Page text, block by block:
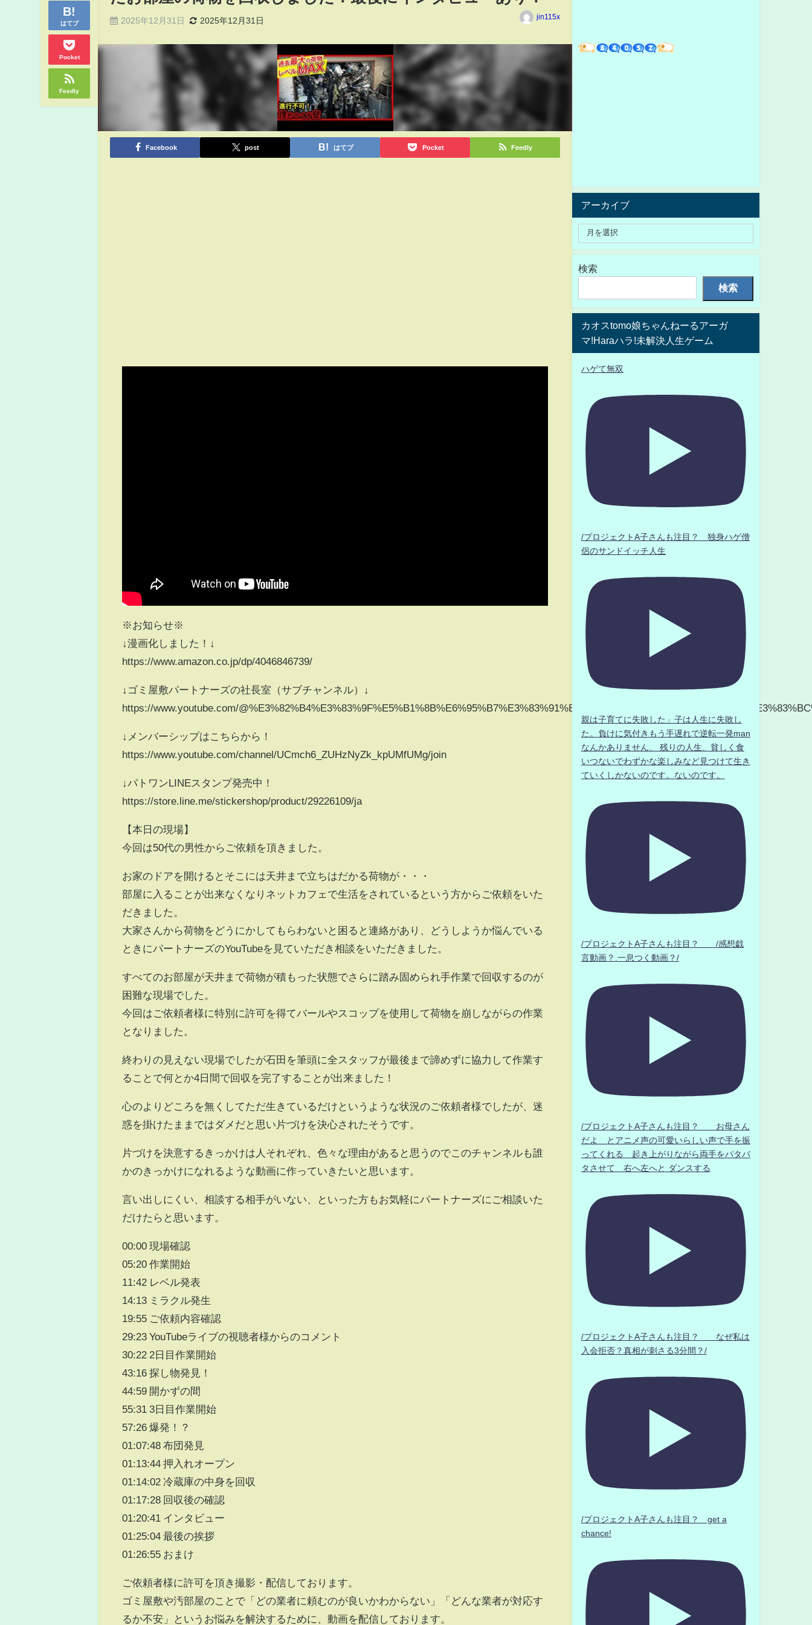
はてブ
Pocket
Feedly
2025年12月31日 2025年12月31日 jin115x
Facebook post はてブ Pocket Feedly
※お知らせ※
↓漫画化しました！↓
https://www.amazon.co.jp/dp/4046846739/
↓ゴミ屋敷パートナーズの社長室（サブチャンネル）↓
https://www.youtube.com/
↓メンバーシップはこちらから！
https://www.youtube.com/channel/UCmch6_ZUHzNyZk_kpUMfUMg/join
↓パトワンLINEスタンプ発売中！
https://store.line.me/stickershop/product/29226109/ja
【本日の現場】
今回は50代の男性からご依頼を頂きました。
お家のドアを開けるとそこには天井まで立ちはだかる荷物が・・・
部屋に入ることが出来なくなりネットカフェで生活をされているという方からご依頼をいた
だきました。
大家さんから荷物をどうにかしてもらわないと困ると連絡があり、どうしようか悩んでいる
ときにパートナーズのYouTubeを見ていただき相談をいただきました。
すべてのお部屋が天井まで荷物が積もった状態でさらに踏み固められ手作業で回収するのが
困難な現場でした。
今回はご依頼者様に特別に許可を得てバールやスコップを使用して荷物を崩しながらの作業
となりました。
終わりの見えない現場でしたが石田を筆頭に全スタッフが最後まで諦めずに協力して作業す
ることで何とか4日間で回収を完了することが出来ました！
心のよりどころを無くしてただ生きているだけというような状況のご依頼者様でしたが、迷
惑を掛けたままではダメだと思い片づけを決心されたそうです。
片づけを決意するきっかけは人それぞれ、色々な理由があると思うのでこのチャンネルも誰
かのきっかけになれるような動画に作っていきたいと思います。
言い出しにくい、相談する相手がいない、といった方もお気軽にパートナーズにご相談いた
だけたらと思います。
00:00 現場確認
05:20 作業開始
11:42 レベル発表
14:13 ミラクル発生
19:55 ご依頼内容確認
29:23 YouTubeライブの視聴者様からのコメント
30:22 2日目作業開始
43:16 探し物発見！
44:59 開かずの間
55:31 3日目作業開始
57:26 爆発！？
01:07:48 布団発見
01:13:44 押入れオープン
01:14:02 冷蔵庫の中身を回収
01:17:28 回収後の確認
01:20:41 インタビュー
01:25:04 最後の挨拶
01:26:55 おまけ
ご依頼者様に許可を頂き撮影・配信しております。
ゴミ屋敷や汚部屋のことで「どの業者に頼むのが良いかわからない」「どんな業者が対応す
るか不安」というお悩みを解決するために、動画を配信しております。
アーカイブ
検索
検索
カオスtomo娘ちゃんねーるアーガ
マ!Haraハラ!未解決人生ゲーム
ハゲて無双
/プロジェクトA子さんも注目？ 独身ハゲ僧
侶のサンドイッチ人生
親は子育てに失敗した」子は人生に失敗し
た。負けに気付きもう手遅れで逆転一発man
なんかありません、 残りの人生、貧しく食
いつないでわずかな楽しみなど見つけて生き
ていくしかないのです。ないのです。
/プロジェクトA子さんも注目？ /感想戯
言動画？.一息つく動画？/
/プロジェクトA子さんも注目？ お母さん
だよ とアニメ声の可愛いらしい声で手を振
ってくれる 起き上がりながら両手をパタパ
タさせて 右へ左へと ダンスする
/プロジェクトA子さんも注目？ なぜ私は
入会拒否？真相が刺さる3分間？/
/プロジェクトA子さんも注目？ get a
chance!